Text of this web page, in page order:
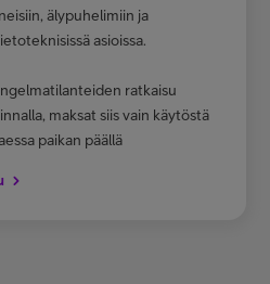
älypuhelimiin ja
asioissa.
ratkaisu
maksat siis vain käytöstä
paikan päällä